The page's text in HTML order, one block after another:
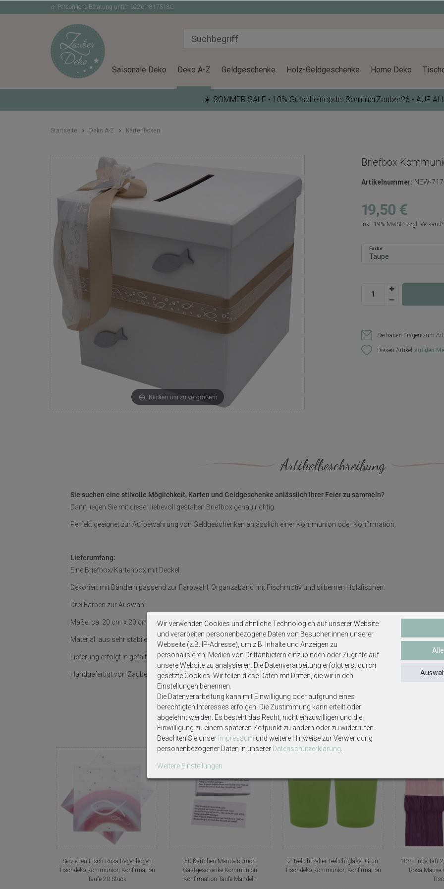
Persönliche Beratung unter: 02261-8175180
Saisonale Deko Deko A-Z Geldgeschenke Holz-Geldgeschenke Home Deko
☀️ SOMMER SALE • 10% Gutscheincode: SommerZauber26 • AUF
Startseite Deko A-Z Kartenboxen
Klicken um zu vergrößern
Briefbox
Artikelnummer: NEW-717
19,50 €
inkl. 19% MwSt., zzgl. Versand
Farbe
Sie haben Fragen zum
Diesen Artikel
Artikelbeschreibung
Sie suchen eine stilvolle Möglichkeit, Karten und Geldgeschenke anlässlich Ihrer Feier zu sammeln?
Dann liegen Sie mit dieser liebevoll gestalten Briefbox genau richtig.
Perfekt geeignet zur Aufbewahrung von Geldgeschenken anlässlich einer Kommunion oder Konfirmation.
Lieferumfang:
Eine Briefbox/Kartenbox mit Deckel.
Dekoriert mit Bändern passend zur Farbwahl, Organzaband mit Fischmotiv und silbernen Holzfischen.
Drei Farben zur Auswahl.
Maße: ca. 20 cm x 20 cm x 20 cm (LxBxH), Briefschlitz ca. 16 cm x 1 cm (LxB).
Material: aus sehr stabilem Karton, mit Briefschlitz im Deckel.
Lieferung erfolgt in gefaltetem Zustand.
Handgefertigt von ZauberDeko.
Weitere interessante Artikel
Servietten Fisch Rosa Regenbogen
Tischdeko Kommunion Konfirmation
Taufe 20 Stück
50 Kärtchen Mandelspruch
Gastgeschenke Kommunion
Konfirmation Taufe Mandeln
2 Teelichthalter Teelichtgläser Grün
Tischdeko Kommunion Konfirmation
10m Fripe Taft
Rosa Mauve
Wir verwenden Cookies und ähnliche Technologien auf unserer Website
und verarbeiten personenbezogene Daten von Besucher:innen unserer
Webseite (z.B. IP-Adresse), um z.B. Inhalte und Anzeigen zu
personalisieren, Medien von Drittanbietern einzubinden oder Zugriffe auf
unsere Website zu analysieren. Die Datenverarbeitung erfolgt erst durch
gesetzte Cookies. Wir teilen diese Daten mit Dritten, die wir in den
Einstellungen benennen.
Die Datenverarbeitung kann mit Einwilligung oder aufgrund eines
berechtigten Interesses erfolgen. Die Zustimmung kann erteilt oder
abgelehnt werden. Es besteht das Recht, nicht einzuwilligen und die
Einwilligung zu einem späteren Zeitpunkt zu ändern oder zu widerrufen.
Beachten Sie unser Impressum und weitere Hinweise zur Verwendung
personenbezogener Daten in unserer Daten­schutz­erklärung
Weitere Einstellungen